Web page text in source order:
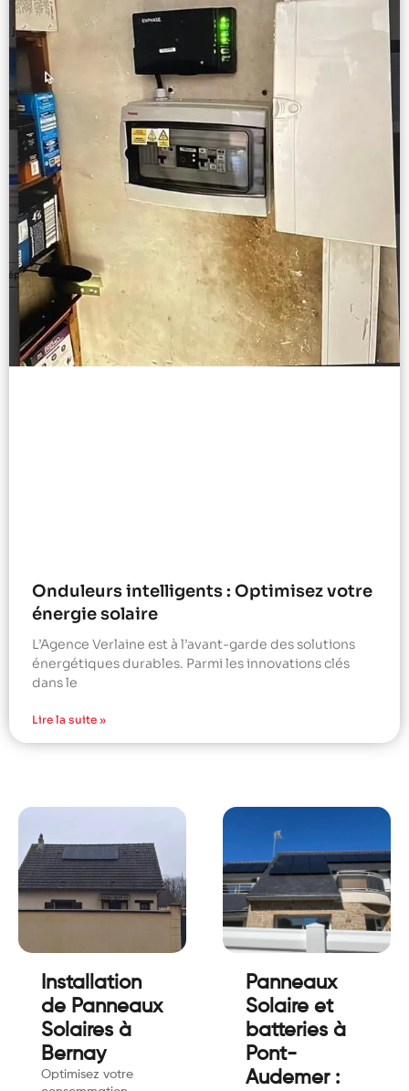
Onduleurs intelligents : Optimisez votre
énergie solaire
L’Agence Verlaine est à l’avant-garde des solutions
énergétiques durables. Parmi les innovations clés
dans le
Lire la suite »
Installation
de Panneaux
Solaires à
Bernay
Optimisez votre
Panneaux
Solaire et
batteries à
Pont-
Audemer :